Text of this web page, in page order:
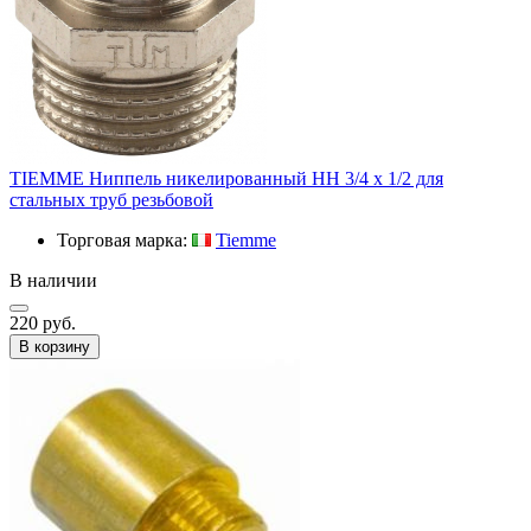
TIEMME Ниппель никелированный HH 3/4 х 1/2 для
стальных труб резьбовой
Торговая марка:
Tiemme
В наличии
220 руб.
В корзину